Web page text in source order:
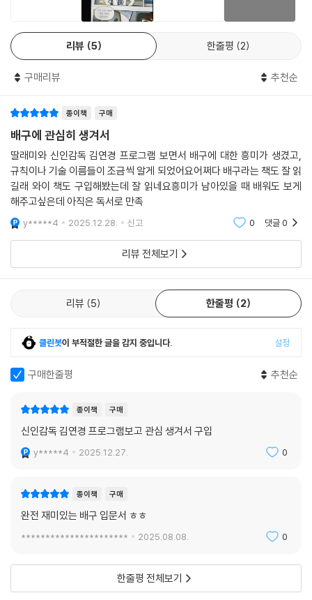
배구에 관한 모든 것! 〈Why? 스포츠 배구〉에서 만나 보자.
리뷰 5 한줄평 2
구매리뷰 추천순
종이책 구매
배구에 관심히 생겨서
딸래미와 신인감독 김연경 프로그램 보면서 배구에 대한 흥미가 생겼고,
규칙이나 기술 이름들이 조금씩 알게 되었어요어쩌다 배구라는 책도 잘 읽
길래 와이 책도 구입해봤는데 잘 읽네요흥미가 남아있을 때 배워도 보게
해주고싶은데 아직은 독서로 만족
y*****4 2025.12.28. 신고 0 댓글0
리뷰 전체보기
리뷰 5 한줄평 2
클린봇이 부적절한 글을 감지 중입니다. 설정
구매한줄평 추천순
종이책 구매
신인감독 김연경 프로그램보고 관심 생겨서 구입
y*****4 2025.12.27. 0
종이책 구매
완전 재미있는 배구 입문서 ㅎㅎ
********************** 2025.08.08. 0
한줄평 전체보기